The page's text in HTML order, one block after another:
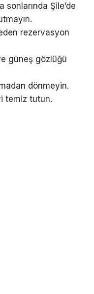
Şile’de
rezervasyon
güneş gözlüğü
dönmeyin.
temiz tutun.